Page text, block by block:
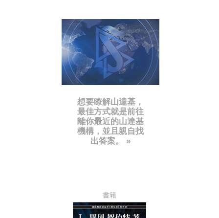
想要瞭解山達基，
最佳方式就是前往
離你最近的山達基
機構，並且親自找
出答案。 »
書籍